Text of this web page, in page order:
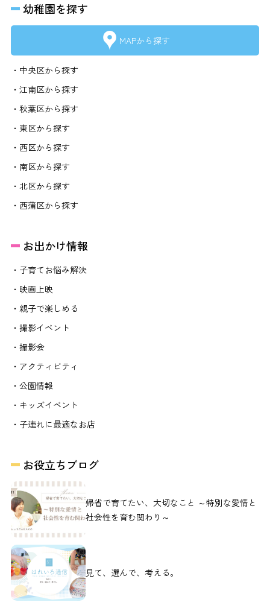
幼稚園を探す
MAPから探す
・中央区から探す
・江南区から探す
・秋葉区から探す
・東区から探す
・西区から探す
・南区から探す
・北区から探す
・西蒲区から探す
お出かけ情報
・子育てお悩み解決
・映画上映
・親子で楽しめる
・撮影イベント
・撮影会
・アクティビティ
・公園情報
・キッズイベント
・子連れに最適なお店
お役立ちブログ
帰省で育てたい、大切なこと ～特別な愛情と
社会性を育む関わり～
見て、選んで、考える。